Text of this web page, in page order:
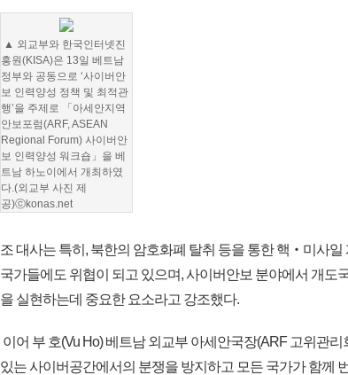
▲ 외교부와 한국인터넷진
흥원(KISA)은 13일 베트남
정부와 공동으로 ‘사이버안
보 인력양성 정책 및 최적관
행’을 주제로 「아세안지역
안보포럼(ARF, ASEAN
Regional Forum) 사이버안
보 인력양성 워크숍」을 베
트남 하노이에서 개최하였
다.(외교부 사진 제
공)ⓒkonas.net
조 대사는 특히, 북한의 암호화폐 탈취 등을 통한 핵‧미사
국가들에도 위협이 되고 있으며, 사이버안보 분야에서 개도
을 실현하는데 중요한 요소라고 강조했다.
이어 부 호(Vu Ho) 베트남 외교부 아세안국장(ARF 고위관
있는 사이버공간에서의 분쟁을 방지하고 모든 국가가 함께